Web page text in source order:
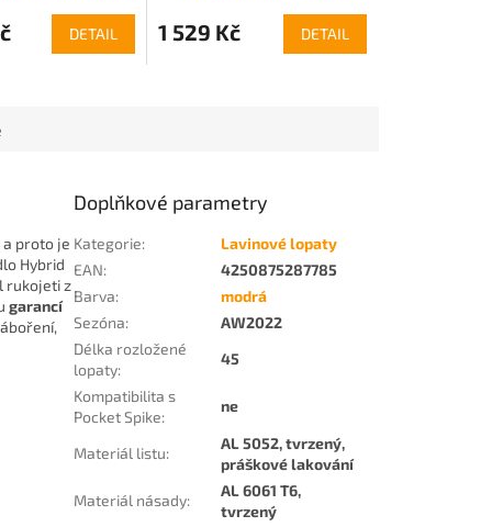
DETAIL 1 529 Kč DETAIL
a proto je
Hybrid
rukojeti z
garancí
Doplňkové parametry
Kategorie:
Lavinové lopaty
EAN:
4250875287785
Barva:
modrá
Sezóna:
AW2022
Délka rozložené
lopaty:
45
Kompatibilita s
Pocket Spike:
ne
Materiál listu:
AL 5052, tvrzený,
práškové lakování
Materiál násady:
AL 6061 T6,
tvrzený